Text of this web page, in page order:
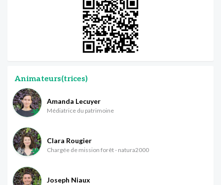
Animateurs(trices)
Amanda Lecuyer
Médiatrice du patrimoine
Clara Rougier
Chargée de mission forêt - natura2000
Joseph Niaux